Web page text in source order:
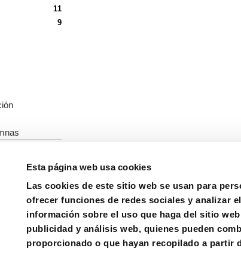
Esta página web usa cookies
Las cookies de este sitio web se usan para
ofrecer funciones de redes sociales y analizar
información sobre el uso que haga del sitio
publicidad y análisis web, quienes pueden
proporcionado o que hayan recopilado a partir
11
9
Sistema de denuncia de